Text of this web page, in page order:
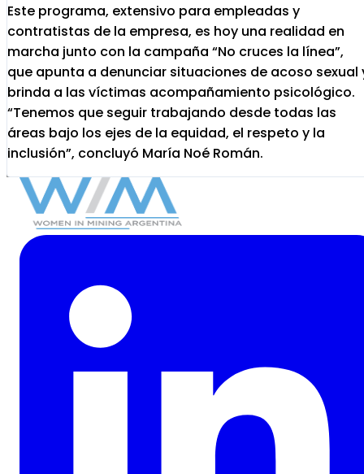
Este programa, extensivo para empleadas y
contratistas de la empresa, es hoy una realidad en
marcha junto con la campaña “No cruces la línea”,
que apunta a denunciar situaciones de acoso sexual
brinda a las víctimas acompañamiento psicológico.
“Tenemos que seguir trabajando desde todas las
áreas bajo los ejes de la equidad, el respeto y la
inclusión”, concluyó María Noé Román.